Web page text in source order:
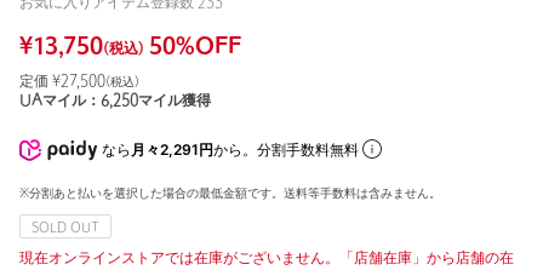
お気に入りアイテム登録数 233
¥13,750(税込) 50%OFF
定価 ¥27,500(税込)
UAマイル： 6,250マイル獲得
なら 月々2,291円から。分割手数料無料
※分割あと払いを選択した場合の最低金額です。送料等手数料は含みません。
SOLD OUT
現在オンラインストアでは在庫がございません。「店舗在庫」から店舗の在